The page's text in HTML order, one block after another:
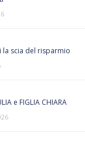
la scia del risparmio
e FIGLIA CHIARA